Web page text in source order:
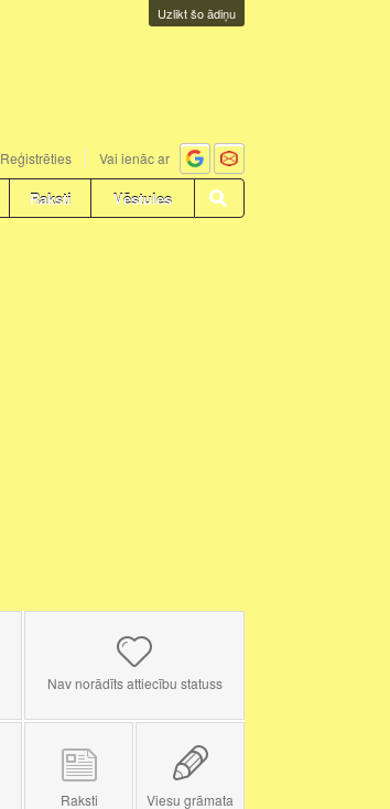
Uzlikt šo ādiņu
Reģistrēties Vai ienāc ar
Raksti Vēstules
Nav norādīts attiecību statuss
Raksti Viesu grāmata